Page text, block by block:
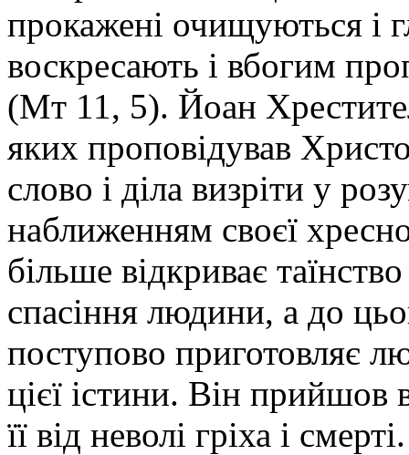
прокажені очищуються і
воскресають і вбогим
(Мт 11, 5). Йоан
яких проповідував
слово і діла визріти у
наближенням своєї
більше відкриває
спасіння людини, а до
поступово приготовляє
цієї істини. Він прийшов
її від неволі гріха і смерті.